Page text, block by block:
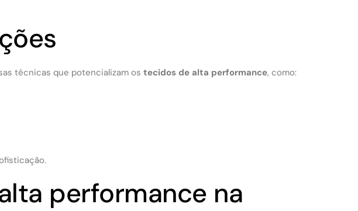
técnicas que potencializam os tecidos de alta performance, como:
performance na